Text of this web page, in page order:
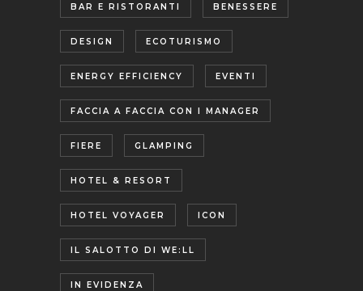
BAR E RISTORANTI BENESSERE
DESIGN ECOTURISMO
ENERGY EFFICIENCY EVENTI
FACCIA A FACCIA CON I MANAGER
FIERE GLAMPING
HOTEL & RESORT
HOTEL VOYAGER ICON
IL SALOTTO DI WE:LL
IN EVIDENZA